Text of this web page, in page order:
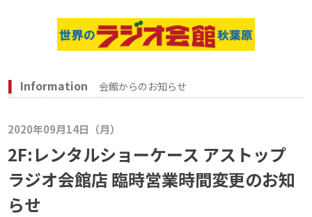
Information 会館からのお知らせ
2020年09月14日（月）
2F:レンタルショーケース アストップ
ラジオ会館店 臨時営業時間変更のお知
らせ